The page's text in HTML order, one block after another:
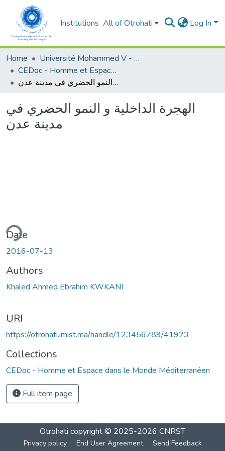
Institutions All of Otrohati Log In
Home
Université Mohammed V - Rabat
CEDoc - Homme et Espace dans le Monde Méditerranéen
الهجرة الداخلية و النمو الحضري في مدينة عدن
الهجرة الداخلية و النمو الحضري في
مدينة عدن
Date
2016-07-13
Authors
Khaled Ahmed Ebrahim KWKANI
URI
https://otrohati.imist.ma/handle/123456789/41923
Collections
CEDoc - Homme et Espace dans le Monde Méditerranéen
Full item page
Otrohati copyright © 2025-2026 CNRST
Privacy policy End User Agreement Send Feedback